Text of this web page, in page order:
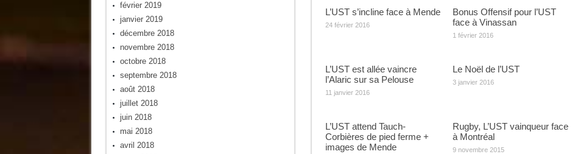
L’UST s’incline face à Mende
24 février 2016
Bonus Offensif pour l’UST
face à Vinassan
1 février 2016
L’UST est allée vaincre
l’Alaric sur sa Pelouse
11 janvier 2016
Le Noël de l’UST
3 janvier 2016
L’UST attend Tauch-
Corbières de pied ferme +
images de Mende
Rugby, L’UST vainqueur face
à Montréal
9 novembre 2015
février 2019
janvier 2019
décembre 2018
novembre 2018
octobre 2018
septembre 2018
août 2018
juillet 2018
juin 2018
mai 2018
avril 2018